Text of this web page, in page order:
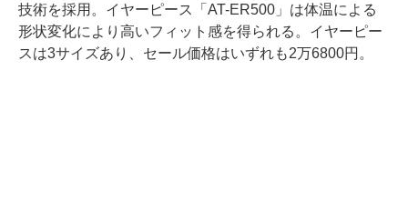
技術を採用。イヤーピース「AT-ER500」は体温による
形状変化により高いフィット感を得られる。イヤーピー
スは3サイズあり、セール価格はいずれも2万6800円。